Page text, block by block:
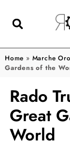
Home » Marche
Gardens of the
Rado
Great
World